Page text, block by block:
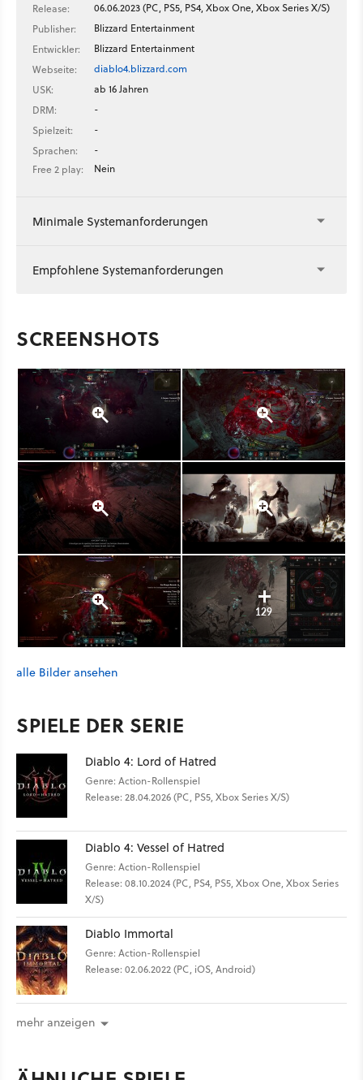
Release:
06.06.2023 (PC, PS5, PS4, Xbox One, Xbox Series X/S)
Publisher:
Blizzard Entertainment
Entwickler:
Blizzard Entertainment
Webseite:
diablo4.blizzard.com
USK:
ab 16 Jahren
DRM:
-
Spielzeit:
-
Sprachen:
-
Free 2 play:
Nein
Minimale Systemanforderungen
Empfohlene Systemanforderungen
SCREENSHOTS
129
alle Bilder ansehen
SPIELE DER SERIE
Diablo 4: Lord of Hatred
Genre: Action-Rollenspiel
Release: 28.04.2026 (PC, PS5, Xbox Series X/S)
Diablo 4: Vessel of Hatred
Genre: Action-Rollenspiel
Release: 08.10.2024 (PC, PS4, PS5, Xbox One, Xbox Series
X/S)
Diablo Immortal
Genre: Action-Rollenspiel
Release: 02.06.2022 (PC, iOS, Android)
mehr anzeigen